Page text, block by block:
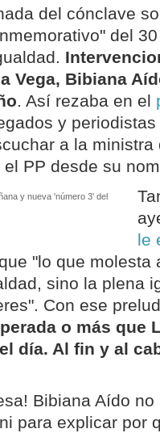
del cónclave
del
Vega, Bibiana
. Así rezaba en el
y
a la ministra
PP desde su
y nueva 'número 3' del
le
"lo que molesta
sino la plena
Con ese
o más que
día. Al fin y al
Bibiana Aído
para explicar por